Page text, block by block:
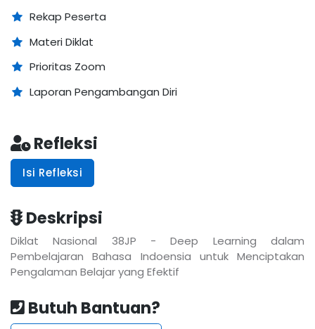
Rekap Peserta
Materi Diklat
Prioritas Zoom
Laporan Pengambangan Diri
Refleksi
Isi Refleksi
Deskripsi
Diklat Nasional 38JP - Deep Learning dalam
Pembelajaran Bahasa Indoensia untuk Menciptakan
Pengalaman Belajar yang Efektif
Butuh Bantuan?